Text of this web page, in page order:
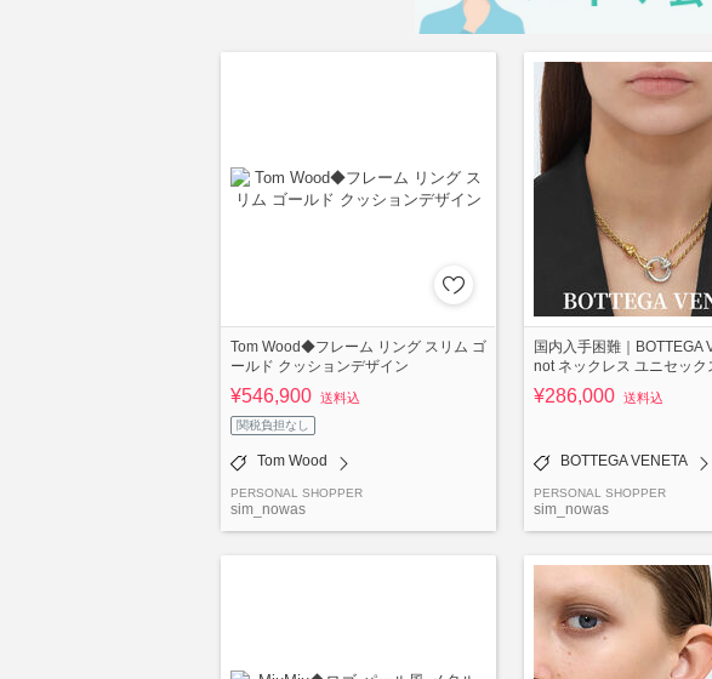
Tom Wood◆フレーム リング スリム ゴ
ールド クッションデザイン
¥546,900 送料込
関税負担なし
Tom Wood
PERSONAL SHOPPER
sim_nowas
国内入手困難｜BOTTEGA
not ネックレス ユニセック
¥286,000 送料込
BOTTEGA VENETA
PERSONAL SHOPPER
sim_nowas